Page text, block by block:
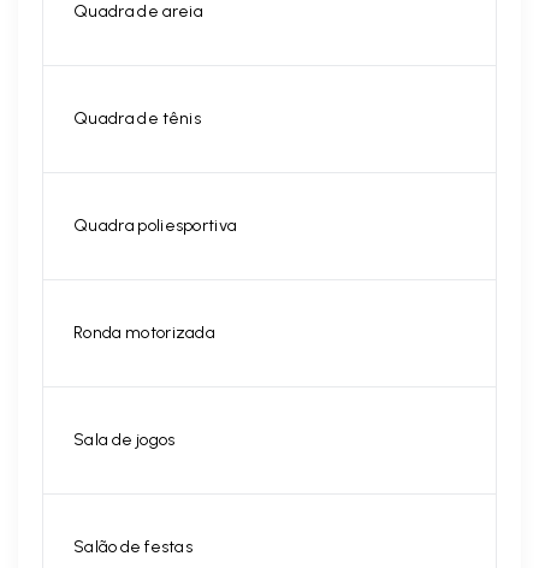
Quadra de areia
Quadra de tênis
Quadra poliesportiva
Ronda motorizada
Sala de jogos
Salão de festas